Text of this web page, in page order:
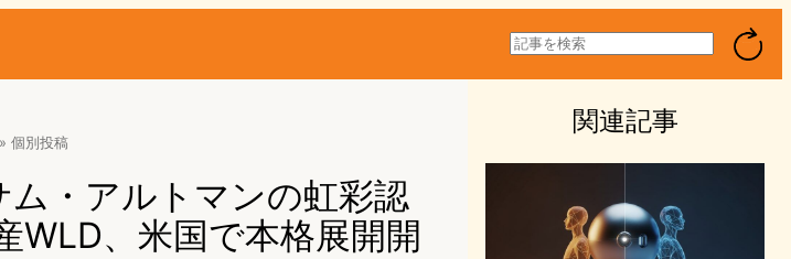
検
索
» 個別投稿
・アルトマンの虹彩認
WLD、米国で本格展開開
関連記事